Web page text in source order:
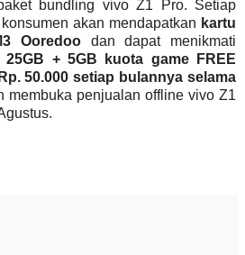
bundling vivo Z1 Pro. Setiap
akan mendapatkan kartu
Ooredoo dan dapat menikmati
25GB + 5GB kuota game FREE
50.000 setiap bulannya selama
membuka penjualan offline vivo Z1